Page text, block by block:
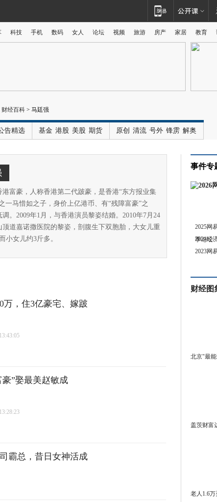
科技 手机 数码 女人 论坛 视频 旅游 房产 家居 教育
财经百科 > 马廷强
告精选 基金 港股 美股 期货 原创 清流 号外 锋雳 解奥
港富豪，人称香港第二代跛豪，是香港“东方报业集
一马惜如之子，身价上亿港币、有“残障富豪”之
。2009年1月，与香港演员黎姿结婚。2010年7月24
顶道嘉诺撒医院的黎姿，剖腹生下双胞胎，大女儿重
小女儿约3斤多。
万，住3亿豪宅、嫁跛
”娶最美赵敏成
霸总，昔日女神活成
事件专
2025网
季论坛
2024经
2023网
财经图
北京"最
盖茨财富
老人1.6